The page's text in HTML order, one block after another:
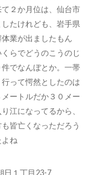
２か月位は、仙台市
たけれども、岩手県
業が出ましたもん
らでどうのこうのじ
でなんぼとか。一帯
って愕然としたのは
ートルだか３０メー
江になってるから、
皆亡くなっただろう
ね
日１丁目23-7